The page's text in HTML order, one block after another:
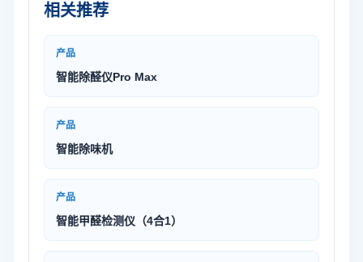
相关推荐
产品
智能除醛仪Pro Max
产品
智能除味机
产品
智能甲醛检测仪（4合1）